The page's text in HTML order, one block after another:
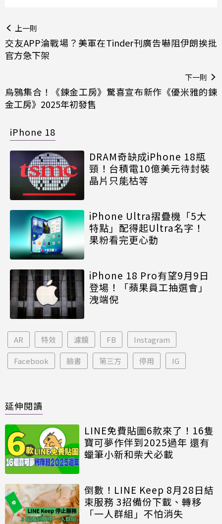
上一則
交友APP淪戰場？美軍在Tinder刊廣告嚇阻伊朗挨批
官方急下架
下一則
烏鴉集合！《鍊金工房》驚喜宣布新作《優米雅的鍊
金工房》2025年初發售
iPhone 18
DRAM奇缺成iPhone 18瓶
頸！台積電10億美元待封裝
晶片只能枯等
iPhone Ultra摺疊機「5大
特點」配得起Ultra名字！
果粉看完更心動
iPhone 18 Pro有望9月9日
登場！「蘋果員工抽選會」
洩端倪
AR 特效 濾鏡 FB Instagram
Facebook 臉書 第三方 停用 IG
延伸閱讀
LINE免費貼圖6款來了！16隻
寶可夢作伴到2025過年 還有
蠟筆小新和柴犬必載
倒數！LINE Keep 8月28日結
束服務 3招備份下載、轉移
「一人群組」不怕消失